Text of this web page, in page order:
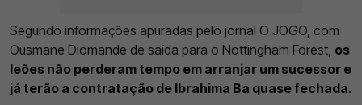
Segundo informações apuradas pelo jornal O JOGO, com
Ousmane Diomande de saída para o Nottingham Forest, os
leões não perderam tempo em arranjar um sucessor e
já terão a contratação de Ibrahima Ba quase fechada.